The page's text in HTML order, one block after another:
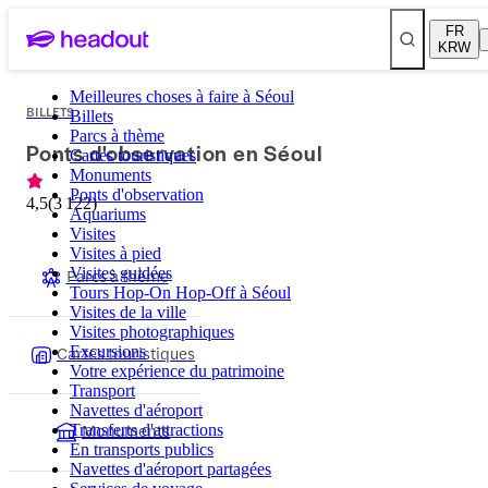
FR
KRW
Meilleures choses à faire à Séoul
Billets
Parcs à thème
Cartes touristiques
Monuments
Ponts d'observation
Aquariums
Visites
Visites à pied
Visites guidées
Tours Hop-On Hop-Off à Séoul
Visites de la ville
Visites photographiques
Excursions
Votre expérience du patrimoine
Transport
Navettes d'aéroport
Transferts d'attractions
En transports publics
Navettes d'aéroport partagées
BILLETS
Ponts d'observation en Séoul
4,5(3 122)
Parcs à thème
Cartes touristiques
Monuments